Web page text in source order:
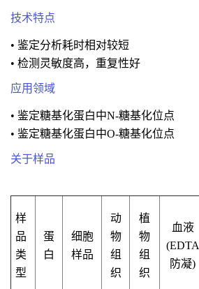
技术特点
• 鉴定分析耗时相对较短
• 检测灵敏度高，重复性好
应用领域
• 鉴定糖基化蛋白中N-糖基化位点
• 鉴定糖基化蛋白中O-糖基化位点
关于样品
样
品
类
型
蛋
白
细胞
样品
动
物
组
织
植
物
组
织
血液
(EDTA
防凝)